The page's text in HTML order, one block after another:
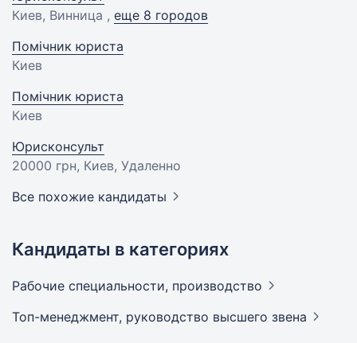
Киев, Винница , еще 8 городов
Помічник юриста
Киев
Помічник юриста
Киев
Юрисконсульт
20000 грн, Киев, Удаленно
Все похожие кандидаты
Кандидаты в категориях
Рабочие специальности, производство
Топ-менеджмент, руководство высшего звена